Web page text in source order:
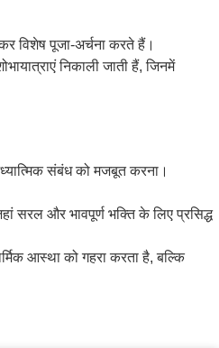
विशेष पूजा-अर्चना करते हैं।
निकाली जाती हैं, जिनमें
संबंध को मजबूत करना।
सरल और भावपूर्ण भक्ति के लिए प्रसिद्ध
आस्था को गहरा करता है, बल्कि